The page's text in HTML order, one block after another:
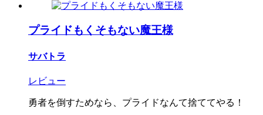
プライドもくそもない魔王様
サバトラ
レビュー
勇者を倒すためなら、プライドなんて捨ててやる！